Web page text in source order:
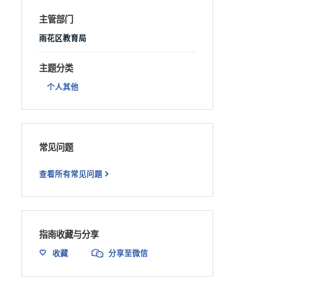
主管部门
雨花区教育局
主题分类
个人其他
常见问题
查看所有常见问题
指南收藏与分享
收藏 分享至微信